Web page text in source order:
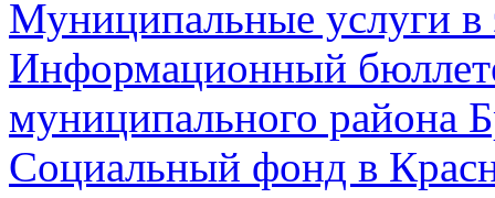
Муниципальные услуги в
Информационный
муниципального района
Социальный фонд в